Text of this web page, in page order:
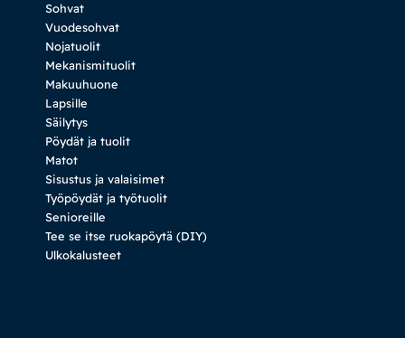
Sohvat
Vuodesohvat
Nojatuolit
Mekanismituolit
Makuuhuone
Lapsille
Säilytys
Pöydät ja tuolit
Matot
Sisustus ja valaisimet
Työpöydät ja työtuolit
Senioreille
Tee se itse ruokapöytä (DIY)
Ulkokalusteet